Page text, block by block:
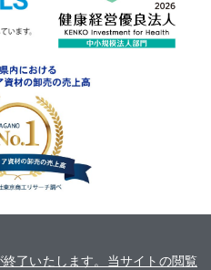
了いたします。当サイトの閲覧